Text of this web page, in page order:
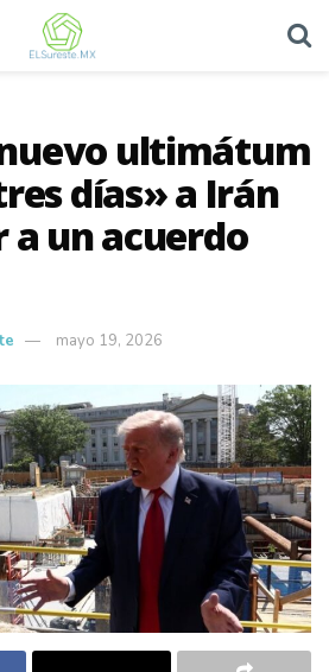
ultimátum
días» a Irán
a un acuerdo
mayo 19, 2026